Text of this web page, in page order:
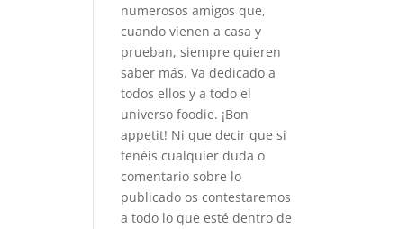
numerosos amigos que,
cuando vienen a casa y
prueban, siempre quieren
saber más. Va dedicado a
todos ellos y a todo el
universo foodie. ¡Bon
appetit! Ni que decir que si
tenéis cualquier duda o
comentario sobre lo
publicado os contestaremos
a todo lo que esté dentro de